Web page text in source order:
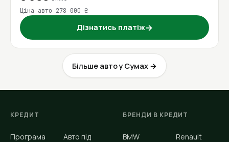
Ціна авто 278 000 ₴
Дізнатись платіж→
Більше авто у Сумах →
КРЕДИТ
Програма
Авто під
БРЕНДИ В КРЕДИТ
BMW Renault